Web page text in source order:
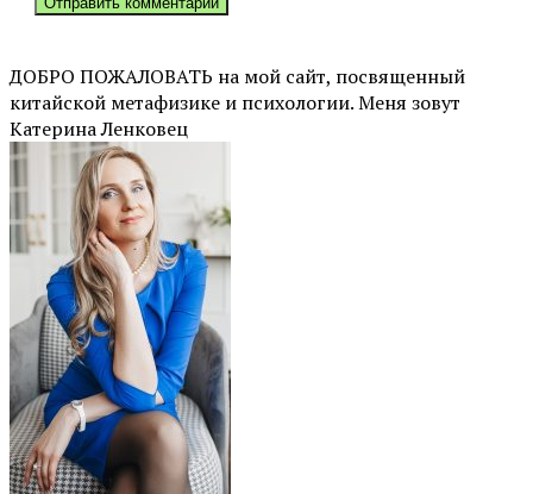
ДОБРО ПОЖАЛОВАТЬ на мой сайт, посвященный
китайской метафизике и психологии. Меня зовут
Катерина Ленковец